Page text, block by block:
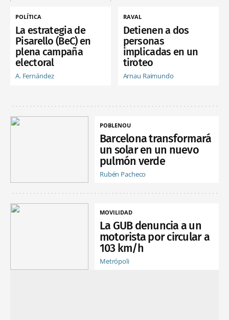
POLÍTICA
La estrategia de
Pisarello (BeC) en
plena campaña
electoral
A. Fernández
RAVAL
Detienen a dos
personas
implicadas en un
tiroteo
Arnau Raimundo
POBLENOU
Barcelona transformará
un solar en un nuevo
pulmón verde
Rubén Pacheco
MOVILIDAD
La GUB denuncia a un
motorista por circular a
103 km/h
Metrópoli